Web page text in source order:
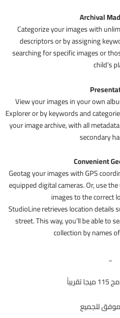
Archival
Categorize your images with
descriptors or by assigning
searching for specific images or
child’s
View your images in your own
Explorer or by keywords and
your image archive, with all
secondary
Convenient
Geotag your images with GPS
equipped digital cameras. Or, use
images to the correct
StudioLine retrieves location details
street. This way, you’ll be able to
collection by names
_
للجميع